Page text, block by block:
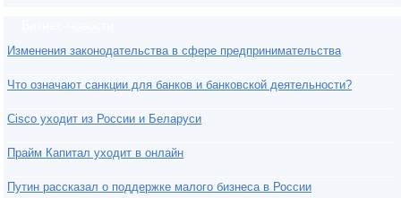
Изменения законодательства в сфере предпринимательства
Что означают санкции для банков и банковской деятельности?
Cisco уходит из России и Беларуси
Прайм Капитал уходит в онлайн
Путин рассказал о поддержке малого бизнеса в России